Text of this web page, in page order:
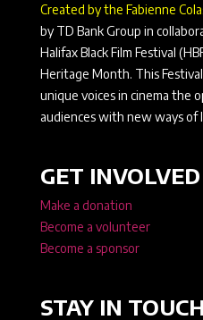
Created by the Fabienne
by TD Bank Group in
Halifax Black Film Festival
Heritage Month. This
unique voices in cinema the
audiences with new ways of
GET INVOLVED
Make a donation
Become a volunteer
Become a sponsor
STAY IN TOUCH